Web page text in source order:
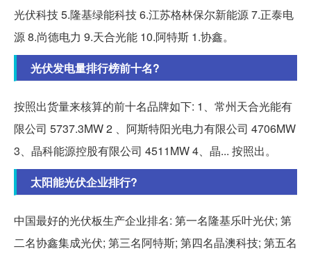
光伏科技 5.隆基绿能科技 6.江苏格林保尔新能源 7.正泰电
源 8.尚德电力 9.天合光能 10.阿特斯 1.协鑫。
光伏发电量排行榜前十名?
按照出货量来核算的前十名品牌如下: 1、常州天合光能有
限公司 5737.3MW 2 、阿斯特阳光电力有限公司 4706MW
3、晶科能源控股有限公司 4511MW 4、晶... 按照出。
太阳能光伏企业排行?
中国最好的光伏板生产企业排名: 第一名隆基乐叶光伏; 第
二名协鑫集成光伏; 第三名阿特斯; 第四名晶澳科技; 第五名